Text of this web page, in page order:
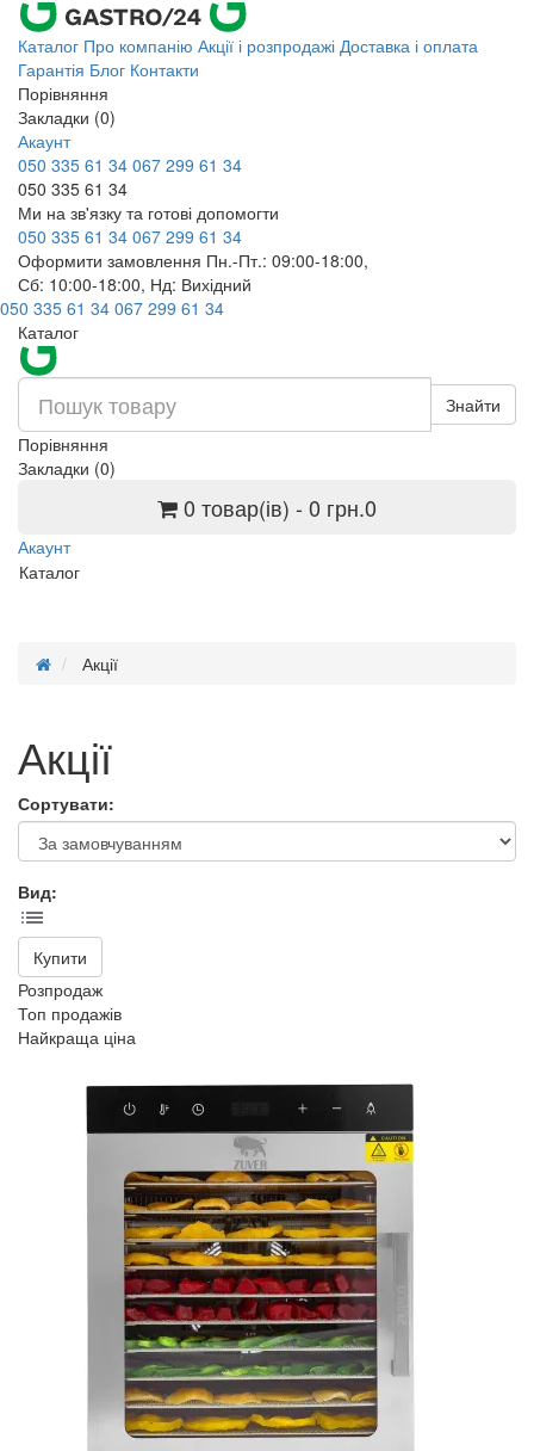
Каталог Про компанію Акції і розпродажі Доставка і оплата
Гарантія Блог Контакти
Порівняння
Закладки (0)
Акаунт
050 335 61 34 067 299 61 34
050 335 61 34
Ми на зв'язку та готові допомогти
050 335 61 34 067 299 61 34
Оформити замовлення Пн.-Пт.: 09:00-18:00,
Сб: 10:00-18:00, Нд: Вихідний
050 335 61 34 067 299 61 34
Каталог
Знайти
Порівняння
Закладки (0)
0 товар(ів) - 0 грн.0
Акаунт
Каталог
Акції
Акції
Сортувати:
Вид:
Купити
Розпродаж
Топ продажів
Найкраща ціна